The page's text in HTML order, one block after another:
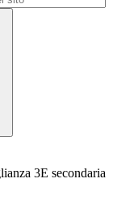
3E secondaria